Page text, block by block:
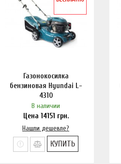
Газонокосилка
бензиновая Hyundai L-
4310
В наличии
Цена 14151 грн.
Нашли дешевле?
КУПИТЬ